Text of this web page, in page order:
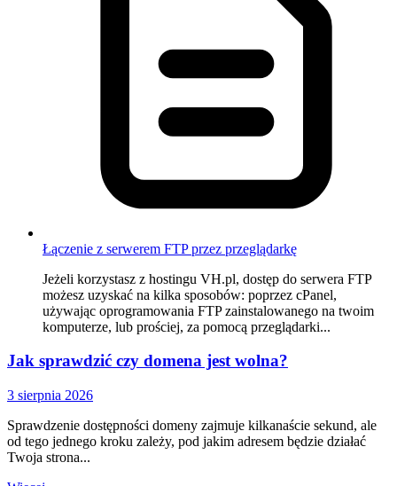
Łączenie z serwerem FTP przez przeglądarkę
Jeżeli korzystasz z hostingu VH.pl, dostęp do serwera FTP
możesz uzyskać na kilka sposobów: poprzez cPanel,
używając oprogramowania FTP zainstalowanego na twoim
komputerze, lub prościej, za pomocą przeglądarki...
Jak sprawdzić czy domena jest wolna?
3 sierpnia 2026
Sprawdzenie dostępności domeny zajmuje kilkanaście sekund, ale
od tego jednego kroku zależy, pod jakim adresem będzie działać
Twoja strona...